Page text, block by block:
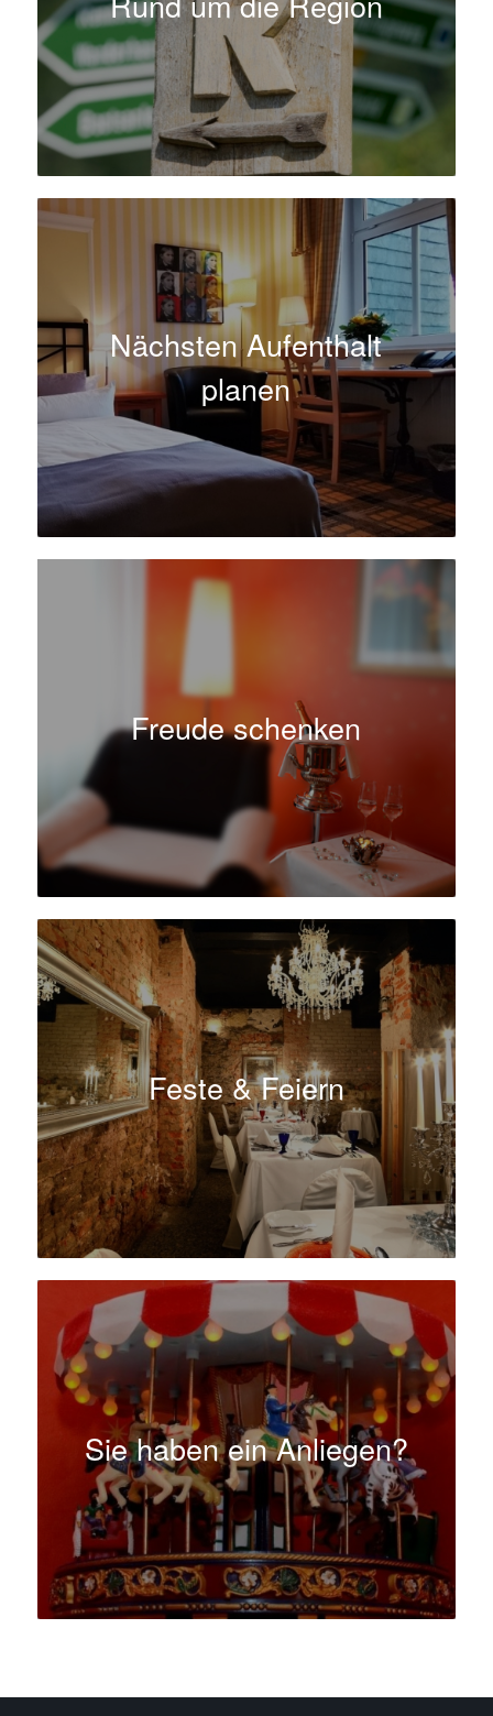
Nächsten Aufenthalt
planen
Freude schenken
Feste & Feiern
Sie haben ein Anliegen?